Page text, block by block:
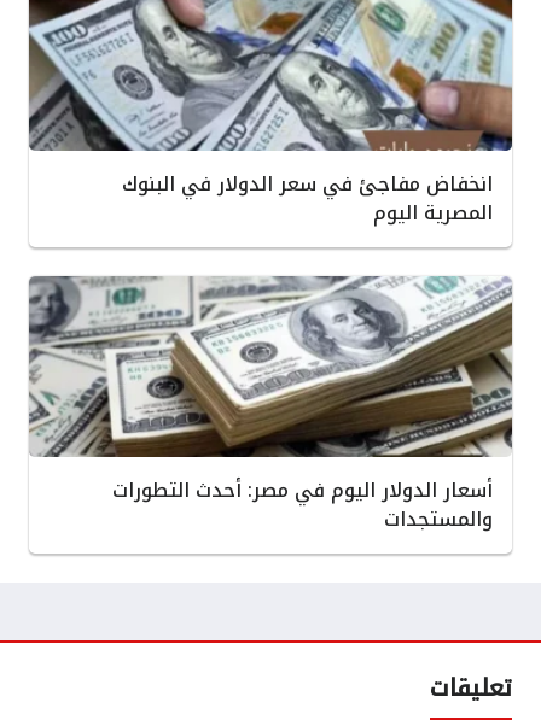
انخفاض مفاجئ في سعر الدولار في البنوك
المصرية اليوم
أسعار الدولار اليوم في مصر: أحدث التطورات
والمستجدات
تعليقات